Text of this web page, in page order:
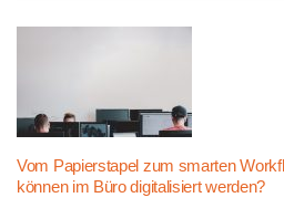
Vom Papierstapel zum smarten
können im Büro digitalisiert werden?